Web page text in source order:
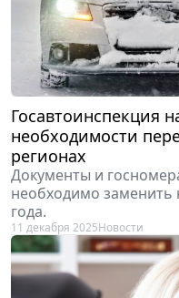
Госавтоинспекция
необходимости
регионах
Документы и
необходимо заменить
года.
11 декабря 2025Новости